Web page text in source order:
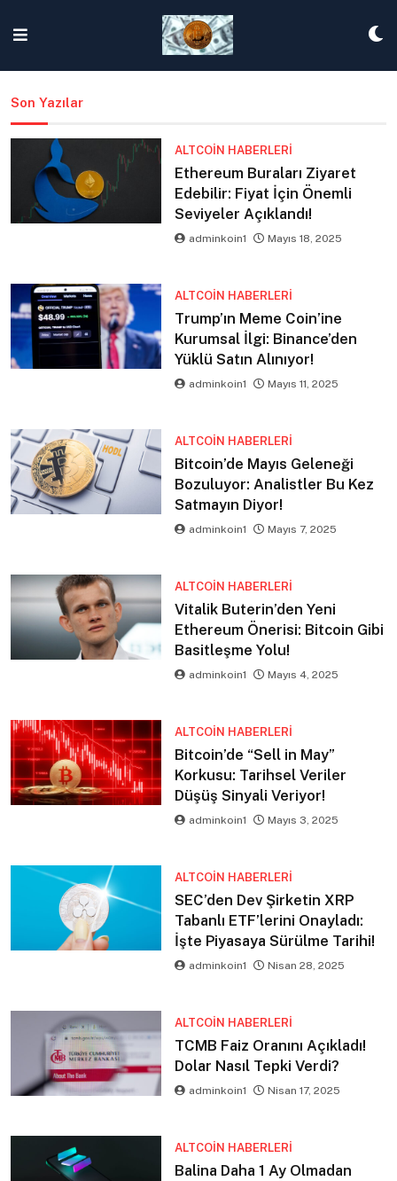
content
Son Yazılar
ALTCOIN HABERLERI
Ethereum Buraları Ziyaret
Edebilir: Fiyat İçin Önemli
Seviyeler Açıklandı!
adminkoin1 Mayıs 18, 2025
ALTCOIN HABERLERI
Trump’ın Meme Coin’ine
Kurumsal İlgi: Binance’den
Yüklü Satın Alınıyor!
adminkoin1 Mayıs 11, 2025
ALTCOIN HABERLERI
Bitcoin’de Mayıs Geleneği
Bozuluyor: Analistler Bu Kez
Satmayın Diyor!
adminkoin1 Mayıs 7, 2025
ALTCOIN HABERLERI
Vitalik Buterin’den Yeni
Ethereum Önerisi: Bitcoin Gibi
Basitleşme Yolu!
adminkoin1 Mayıs 4, 2025
ALTCOIN HABERLERI
Bitcoin’de “Sell in May”
Korkusu: Tarihsel Veriler
Düşüş Sinyali Veriyor!
adminkoin1 Mayıs 3, 2025
ALTCOIN HABERLERI
SEC’den Dev Şirketin XRP
Tabanlı ETF’lerini Onayladı:
İşte Piyasaya Sürülme Tarihi!
adminkoin1 Nisan 28, 2025
ALTCOIN HABERLERI
TCMB Faiz Oranını Açıkladı!
Dolar Nasıl Tepki Verdi?
adminkoin1 Nisan 17, 2025
ALTCOIN HABERLERI
Balina Daha 1 Ay Olmadan